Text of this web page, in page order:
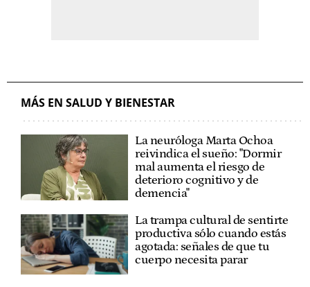
MÁS EN SALUD Y BIENESTAR
La neuróloga Marta Ochoa
reivindica el sueño: "Dormir
mal aumenta el riesgo de
deterioro cognitivo y de
demencia"
La trampa cultural de sentirte
productiva sólo cuando estás
agotada: señales de que tu
cuerpo necesita parar